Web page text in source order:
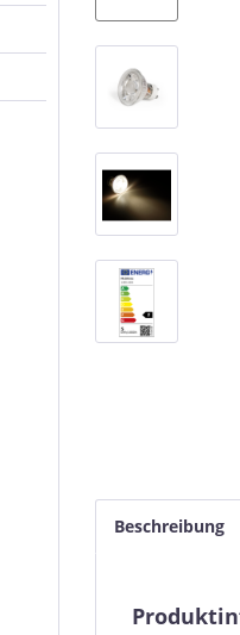
Beschreibung